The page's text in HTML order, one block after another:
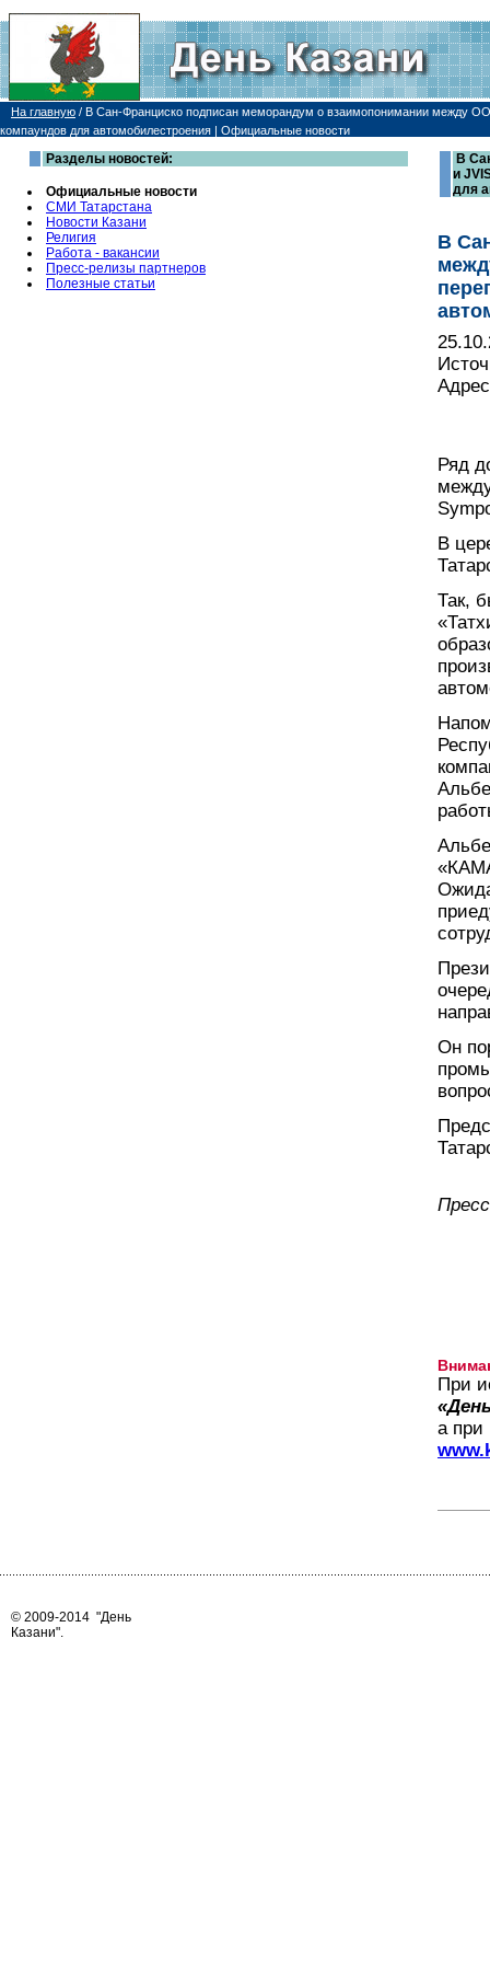
На главную / В Сан-Франциско подписан меморандум о взаимопонимании между
компаундов для автомобилестроения | Официальные новости
Разделы новостей:
Официальные новости
СМИ Татарстана
Новости Казани
Религия
Работа - вакансии
Пресс-релизы партнеров
Полезные статьи
В
и
для
В
Ряд
В
Так,
Он
При
а при
© 2009-2014 "День
Казани".